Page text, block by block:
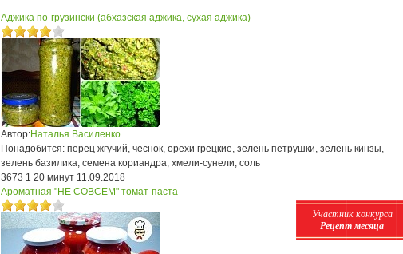
Аджика по-грузински (абхазская аджика, сухая аджика)
Автор:Наталья Василенко
Понадобится: перец жгучий, чеснок, орехи грецкие, зелень петрушки, зелень кинзы,
зелень базилика, семена кориандра, хмели-сунели, соль
3673 1 20 минут 11.09.2018
Участник конкурса
Рецепт месяца
Ароматная "НЕ СОВСЕМ" томат-паста